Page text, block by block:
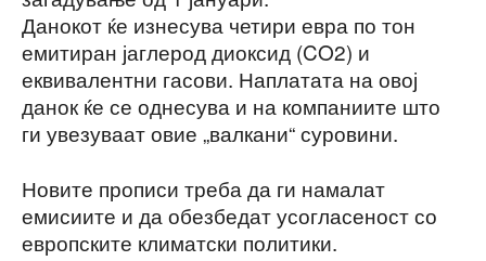
Данокот ќе изнесува четири евра по тон
емитиран јаглерод диоксид (CO2) и
еквивалентни гасови. Наплатата на овој
данок ќе се однесува и на компаниите што
ги увезуваат овие „валкани“ суровини.
Новите прописи треба да ги намалат
емисиите и да обезбедат усогласеност со
европските климатски политики.